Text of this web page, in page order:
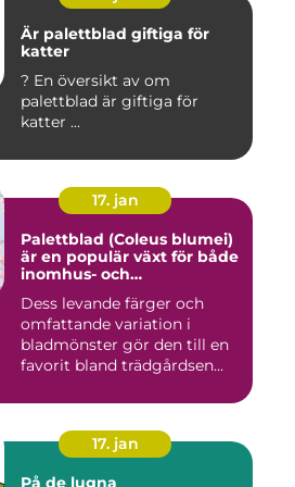
Är palettblad giftiga för
katter
? En översikt av om
palettblad är giftiga för
katter ...
17. jan
Palettblad (Coleus blumei)
är en populär växt för både
inomhus- och
Dess levande färger och
omfattande variation i
bladmönster gör den till en
favorit bland trädgårdsen...
17. jan
På de lugna